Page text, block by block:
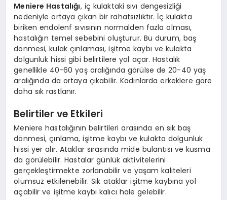
Meniere Hastalığı, iç kulaktaki sıvı dengesizliği
nedeniyle ortaya çıkan bir rahatsızlıktır. İç kulakta
biriken endolenf sıvısının normalden fazla olması,
hastalığın temel sebebini oluşturur. Bu durum, baş
dönmesi, kulak çınlaması, işitme kaybı ve kulakta
dolgunluk hissi gibi belirtilere yol açar. Hastalık
genellikle 40-60 yaş aralığında görülse de 20-40 yaş
aralığında da ortaya çıkabilir. Kadınlarda erkeklere göre
daha sık rastlanır.
Belirtiler ve Etkileri
Meniere hastalığının belirtileri arasında en sık baş
dönmesi, çınlama, işitme kaybı ve kulakta dolgunluk
hissi yer alır. Ataklar sırasında mide bulantısı ve kusma
da görülebilir. Hastalar günlük aktivitelerini
gerçekleştirmekte zorlanabilir ve yaşam kaliteleri
olumsuz etkilenebilir. Sık ataklar işitme kaybına yol
açabilir ve işitme kaybı kalıcı hale gelebilir.